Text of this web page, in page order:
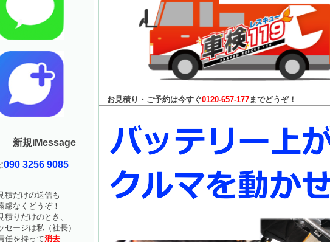
お見積り・ご予約は今すぐ0120-657-177までどうぞ！
新規iMessage
090 3256 9085
だけの送信も
なくどうぞ！
りだけのとき、
ージは私（社長）
を持って消去